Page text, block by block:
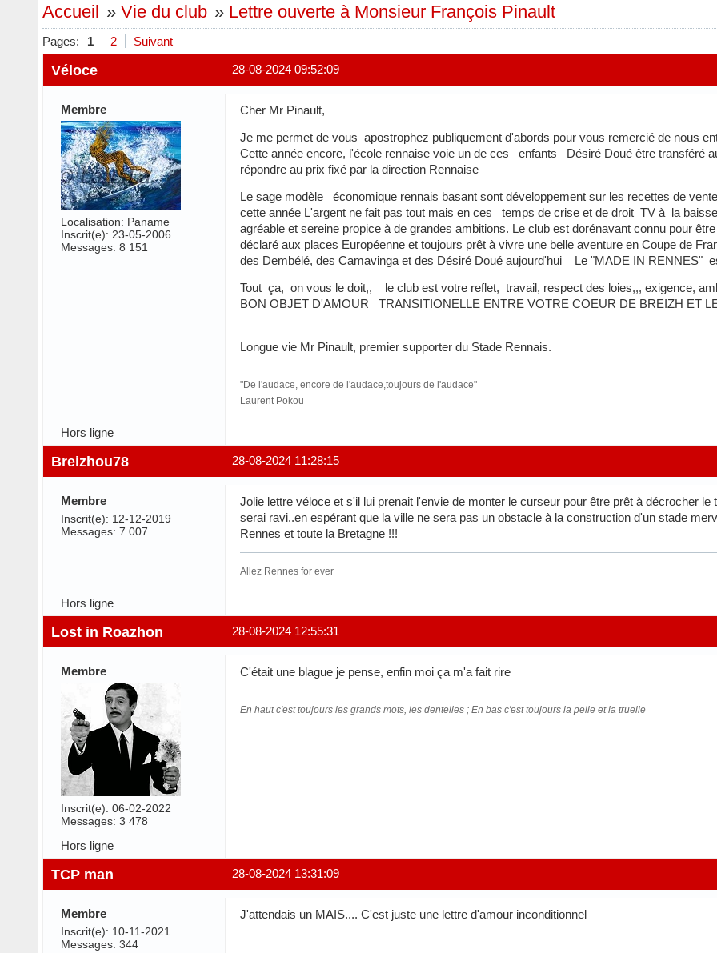
Accueil » Vie du club » Lettre ouverte à Monsieur François Pinault
Pages: 1 2 Suivant
28-08-2024 09:52:09
Véloce
Membre
Localisation: Paname
Inscrit(e): 23-05-2006
Messages: 8 151
Cher Mr Pinault,
Je me permet de vous apostrophez publiquement d'abords pour vous remercié de nous
Cette année encore, l'école rennaise voie un de ces enfants Désiré Doué être transféré
répondre au prix fixé par la direction Rennaise
Le sage modèle économique rennais basant sont développement sur les recettes de
cette année L'argent ne fait pas tout mais en ces temps de crise et de droit TV à la
agréable et sereine propice à de grandes ambitions. Le club est dorénavant connu pour
déclaré aux places Européenne et toujours prêt à vivre une belle aventure en Coupe de
des Dembélé, des Camavinga et des Désiré Doué aujourd'hui Le "MADE IN RENNES"
Tout ça, on vous le doit,, le club est votre reflet, travail, respect des loies,,, exigence,
BON OBJET D'AMOUR TRANSITIONELLE ENTRE VOTRE COEUR DE BREIZH ET
Longue vie Mr Pinault, premier supporter du Stade Rennais.
"De l'audace, encore de l'audace,toujours de l'audace"
Laurent Pokou
Hors ligne
28-08-2024 11:28:15
Breizhou78
Membre
Inscrit(e): 12-12-2019
Messages: 7 007
Jolie lettre véloce et s'il lui prenait l'envie de monter le curseur pour être prêt à décrocher
serai ravi..en espérant que la ville ne sera pas un obstacle à la construction d'un stade
Rennes et toute la Bretagne !!!
Allez Rennes for ever
Hors ligne
28-08-2024 12:55:31
Lost in Roazhon
Membre
Inscrit(e): 06-02-2022
Messages: 3 478
C'était une blague je pense, enfin moi ça m'a fait rire
En haut c'est toujours les grands mots, les dentelles ; En bas c'est toujours la pelle et la truelle
Hors ligne
28-08-2024 13:31:09
TCP man
Membre
Inscrit(e): 10-11-2021
Messages: 344
J'attendais un MAIS.... C'est juste une lettre d'amour inconditionnel